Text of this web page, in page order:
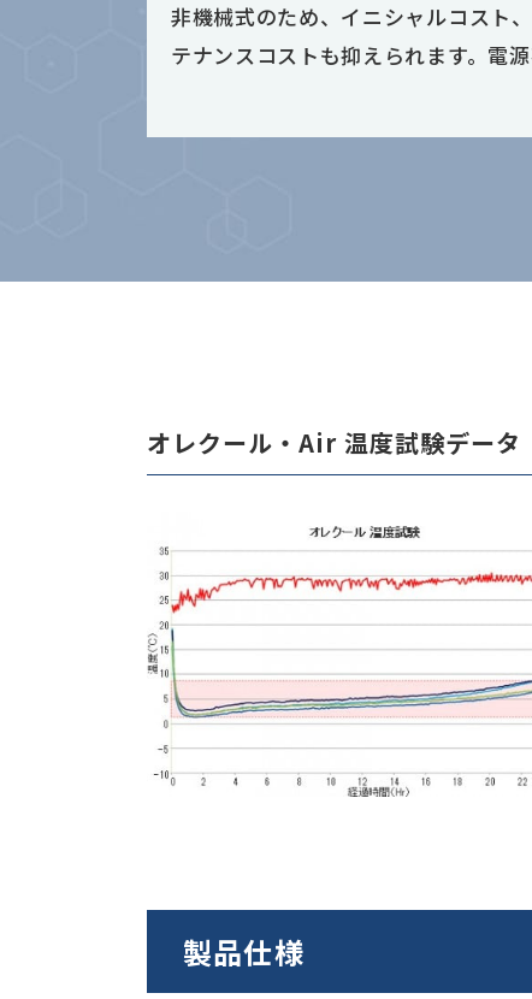
非機械式のため、イニシャルコスト
テナンスコストも抑えられます。電
オレクール・Air 温度試験データ
製品仕様